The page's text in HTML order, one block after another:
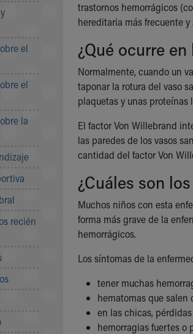
for Akron Zips
el
el
la
recién
trastornos hemorrágicos
hereditaria más frecuente
¿Qué ocurre
Normalmente, cuando un
taponar la rotura del vaso
plaquetas y unas proteínas
El factor Von Willebrand
las paredes de los vasos
cantidad del factor Von
¿Cuáles son
Muchos niños con esta
forma más grave de la
hemorrágicos.
Los síntomas de la
tener muchas
hematomas que
en las chicas,
hemorragias fuertes o